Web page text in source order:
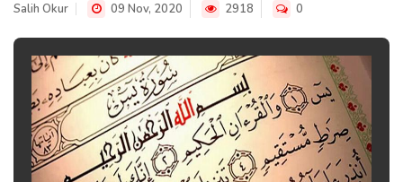
Salih Okur 09 Nov, 2020 2918 0